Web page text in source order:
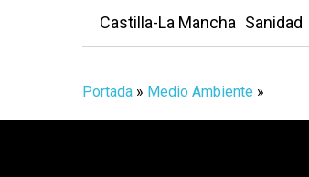
Castilla-La Mancha Sanidad
Portada » Medio Ambiente »